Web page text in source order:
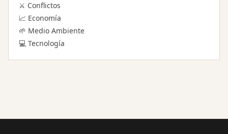
⚔️ Conflictos
📈 Economía
🌱 Medio Ambiente
💻 Tecnología